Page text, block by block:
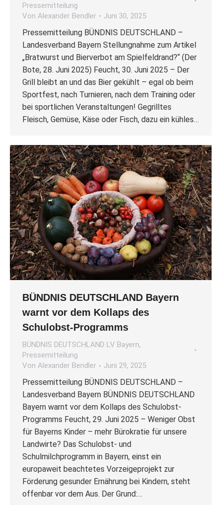
Pressemitteilung
Von Alexander Bendler Juni 30, 2025
Pressemitteilung BÜNDNIS DEUTSCHLAND –
Landesverband Bayern Stellungnahme zum Artikel
„Bratwurst und Bierverbot am Spielfeldrand?“ (Der
Bote, 28. Juni 2025) Feucht, 30. Juni 2025 – Der
Grill bleibt an und das Bier gekühlt – egal ob beim
Sportfest, nach Turnieren, nach dem Training oder
bei sportlichen Veranstaltungen! Gegrilltes
Fleisch, Gemüse, Käse oder Fisch, dazu ein kühles…
BÜNDNIS DEUTSCHLAND Bayern
warnt vor dem Kollaps des
Schulobst-Programms
BÜNDNIS DEUTSCHLAND LV Bayern,
Pressemitteilung
Von Alexander Bendler Juni 29, 2025
Pressemitteilung BÜNDNIS DEUTSCHLAND –
Landesverband Bayern BÜNDNIS DEUTSCHLAND
Bayern warnt vor dem Kollaps des Schulobst-
Programms Feucht, 29. Juni 2025 – Weniger Obst
für Bayerns Kinder – mehr Bürokratie für unsere
Landwirte? Das Schulobst- und
Schulmilchprogramm in Bayern, einst ein
europaweit beachtetes Vorzeigeprojekt zur
Förderung gesunder Ernährung bei Kindern, steht
offenbar vor dem Aus. Der Grund:…